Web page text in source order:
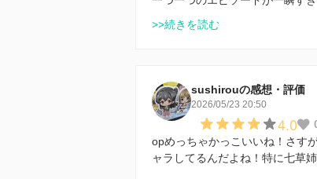
>>続きを読む
sushirouの感想・評価
2026/05/23 20:50
4.0
opめっちゃかっこいいね！さす
ャラしてるんだよね！特に七草